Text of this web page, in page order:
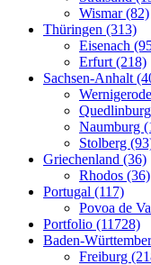
Wismar (82)
Thüringen (313)
Eisenach
Erfurt (218)
Sachsen-Anhalt
Naumburg
Stolberg
Griechenland (36)
Rhodos (36)
Portugal (117)
Povoa de
Portfolio (11728)
Baden-
Freiburg